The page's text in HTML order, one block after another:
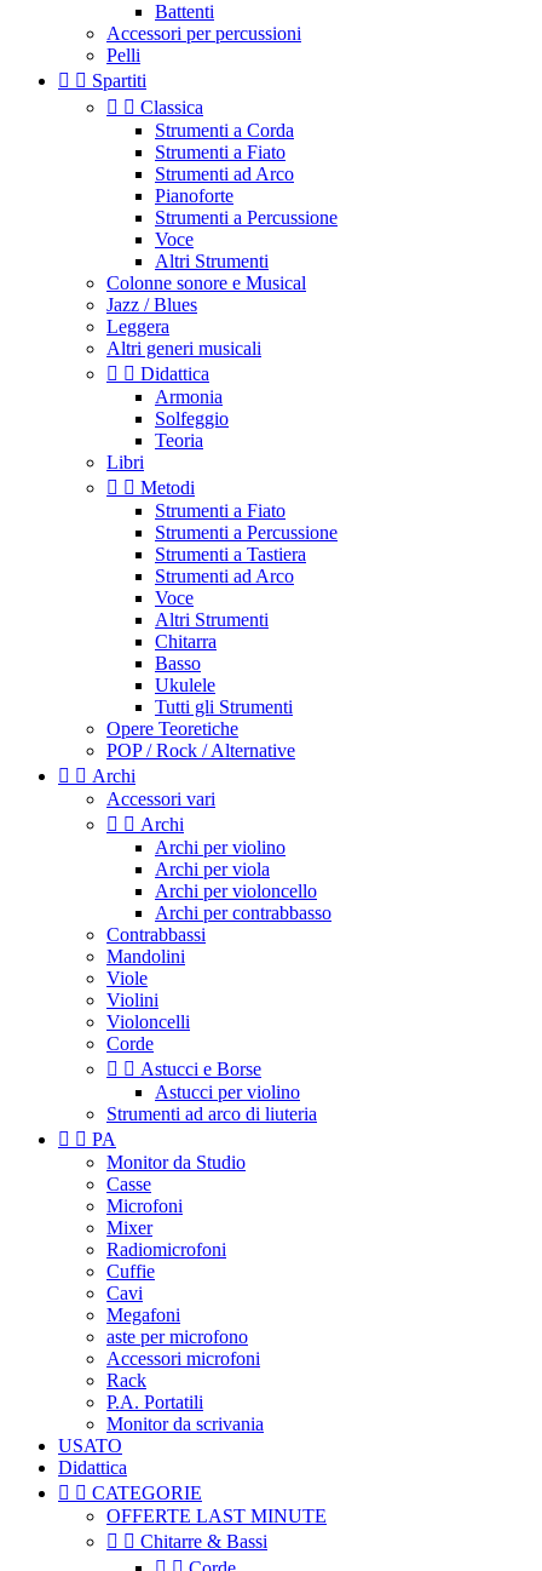
Battenti
Accessori per percussioni
Pelli
  Spartiti
  Classica
Strumenti a Corda
Strumenti a Fiato
Strumenti ad Arco
Pianoforte
Strumenti a Percussione
Voce
Altri Strumenti
Colonne sonore e Musical
Jazz / Blues
Leggera
Altri generi musicali
  Didattica
Armonia
Solfeggio
Teoria
Libri
  Metodi
Strumenti a Fiato
Strumenti a Percussione
Strumenti a Tastiera
Strumenti ad Arco
Voce
Altri Strumenti
Chitarra
Basso
Ukulele
Tutti gli Strumenti
Opere Teoretiche
POP / Rock / Alternative
  Archi
Accessori vari
  Archi
Archi per violino
Archi per viola
Archi per violoncello
Archi per contrabbasso
Contrabbassi
Mandolini
Viole
Violini
Violoncelli
Corde
  Astucci e Borse
Astucci per violino
Strumenti ad arco di liuteria
  PA
Monitor da Studio
Casse
Microfoni
Mixer
Radiomicrofoni
Cuffie
Cavi
Megafoni
aste per microfono
Accessori microfoni
Rack
P.A. Portatili
Monitor da scrivania
USATO
Didattica
  CATEGORIE
OFFERTE LAST MINUTE
  Chitarre & Bassi